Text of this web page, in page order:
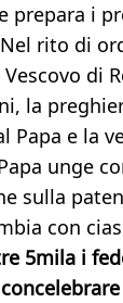
prepara i
rito di
di
la
Papa e la
unge
sulla
con
5mila i